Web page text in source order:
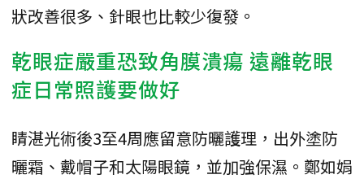
狀改善很多、針眼也比較少復發。
乾眼症嚴重恐致角膜潰瘍 遠離乾眼
症日常照護要做好
睛湛光術後3至4周應留意防曬護理，出外塗防
曬霜、戴帽子和太陽眼鏡，並加強保濕。鄭如娟